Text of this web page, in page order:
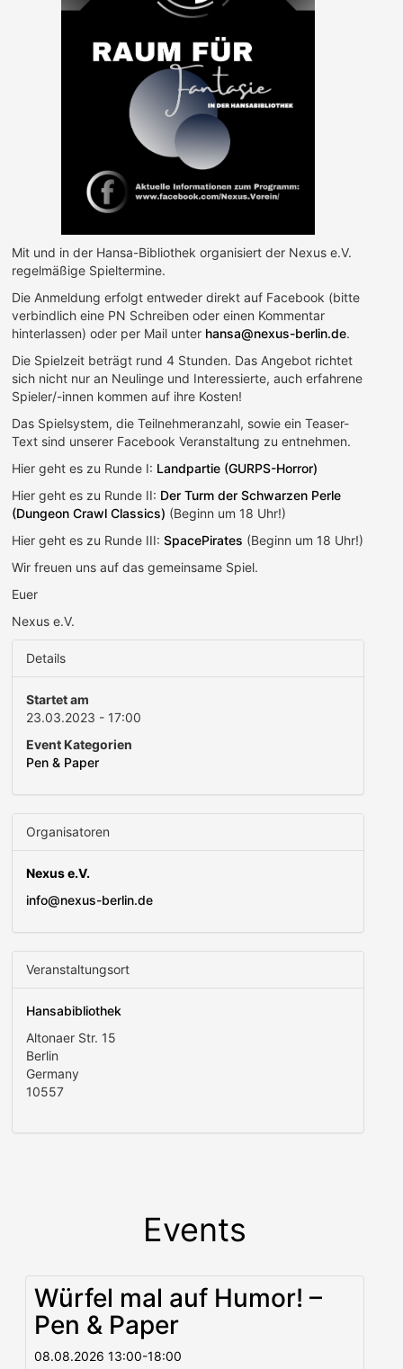
Mit und in der Hansa-Bibliothek organisiert der Nexus e.V.
regelmäßige Spieltermine.
Die Anmeldung erfolgt entweder direkt auf Facebook (bitte
verbindlich eine PN Schreiben oder einen Kommentar
hinterlassen) oder per Mail unter hansa@nexus-berlin.de.
Die Spielzeit beträgt rund 4 Stunden. Das Angebot richtet
sich nicht nur an Neulinge und Interessierte, auch erfahrene
Spieler/-innen kommen auf ihre Kosten!
Das Spielsystem, die Teilnehmeranzahl, sowie ein Teaser-
Text sind unserer Facebook Veranstaltung zu entnehmen.
Hier geht es zu Runde I: Landpartie (GURPS-Horror)
Hier geht es zu Runde II: Der Turm der Schwarzen Perle
(Dungeon Crawl Classics) (Beginn um 18 Uhr!)
Hier geht es zu Runde III:SpacePirates (Beginn um 18 Uhr!)
Wir freuen uns auf das gemeinsame Spiel.
Euer
Nexus e.V.
Details
Startet am
23.03.2023 - 17:00
Event Kategorien
Pen & Paper
Organisatoren
Nexus e.V.
info@nexus-berlin.de
Veranstaltungsort
Hansabibliothek
Altonaer Str. 15
Berlin
Germany
10557
Events
Würfel mal auf Humor! –
Pen & Paper
08.08.2026 13:00-18:00